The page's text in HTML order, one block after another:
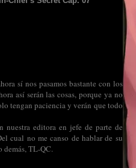
sí nos pasamos bastante con los
así serán las cosas, porque ya no
tengan paciencia y verán que todo
nuestra editora en jefe de parte de
cual no me canso de hablar de su
demás, TL-QC.